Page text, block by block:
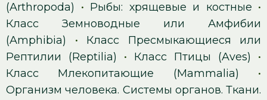
(Arthropoda) • Рыбы: хрящевые и костные •
Класс Земноводные или Амфибии
(Amphibia) • Класс Пресмыкающиеся или
Рептилии (Reptilia) • Класс Птицы (Aves) •
Класс Млекопитающие (Mammalia) •
Организм человека. Системы органов. Ткани.